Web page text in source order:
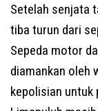
Setelah senjata
tiba turun dari
Sepeda motor
diamankan oleh
kepolisian untuk